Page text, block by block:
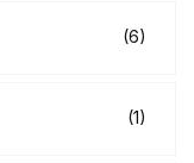
(6)
(1)